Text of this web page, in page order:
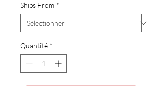
Ships From *
Quantité *